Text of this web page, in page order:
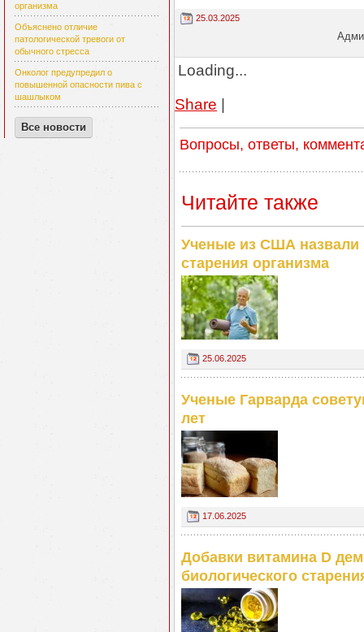
организма
Объяснено отличие
патологической тревоги от
обычного стресса
Онколог предупредил о
повышенной опасности пива с
шашлыком
Все новости
25.03.2025
Loading...
Share |
Вопросы, ответы,
Читайте также
Ученые из США назвали
старения организма
25.06.2025
Ученые Гарварда
лет
17.06.2025
Добавки витамина D
биологического